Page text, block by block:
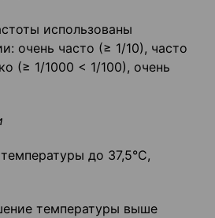
использованы
очень часто (≥ 1/10), часто
(≥ 1/1000 < 1/100), очень
до 37,5°С,
температуры выше